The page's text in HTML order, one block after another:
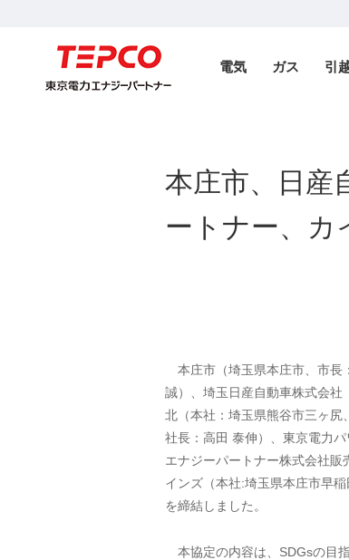
電気 ガス 引
本庄市、日産
ートナー、カ
本庄市（埼玉県本庄市、市長
誠）、埼玉日産自動車株式会社
北（本社：埼玉県熊谷市三ヶ尻
社長：高田 泰伸）、東京電力
エナジーパートナー株式会社
インズ（本社:埼玉県本庄市早
を締結しました。
本協定の内容は、SDGsの目